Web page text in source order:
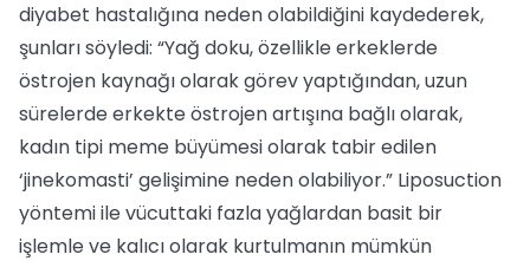
diyabet hastalığına neden olabildiğini kaydederek,
şunları söyledi: “Yağ doku, özellikle erkeklerde
östrojen kaynağı olarak görev yaptığından, uzun
sürelerde erkekte östrojen artışına bağlı olarak,
kadın tipi meme büyümesi olarak tabir edilen
‘jinekomasti’ gelişimine neden olabiliyor.” Liposuction
yöntemi ile vücuttaki fazla yağlardan basit bir
işlemle ve kalıcı olarak kurtulmanın mümkün